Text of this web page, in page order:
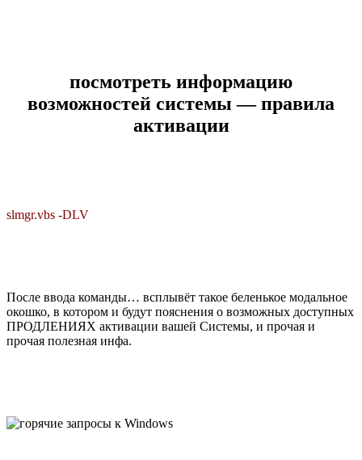
посмотреть информацию
возможностей системы — правила
активации
slmgr.vbs -DLV
После ввода команды… всплывёт такое беленькое модальное
окошко, в котором и будут пояснения о возможных доступных
ПРОДЛЕНИЯХ активации вашей Системы, и прочая и
прочая полезная инфа.